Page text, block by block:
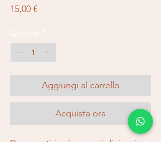
15,00 €Prezzo
Aggiungi al carrello
Acquista ora
Da cosmetici a documenti di viaggio e